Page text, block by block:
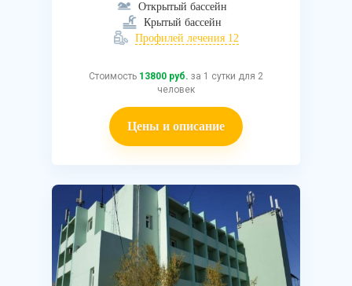
Открытый бассейн
Крытый бассейн
Профилей лечения 12
Стоимость 13800 руб. за 1 сутки для 2
человек
Цены и описание